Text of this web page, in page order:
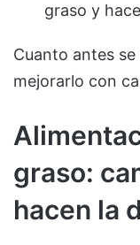
graso y
Cuanto antes
mejorarlo con
graso:
hacen la